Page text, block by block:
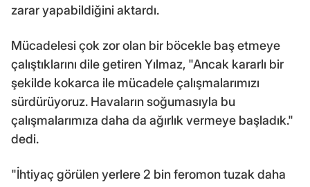
zarar yapabildiğini aktardı.
Mücadelesi çok zor olan bir böcekle baş etmeye
çalıştıklarını dile getiren Yılmaz, "Ancak kararlı bir
şekilde kokarca ile mücadele çalışmalarımızı
sürdürüyoruz. Havaların soğumasıyla bu
çalışmalarımıza daha da ağırlık vermeye başladık."
dedi.
"İhtiyaç görülen yerlere 2 bin feromon tuzak daha